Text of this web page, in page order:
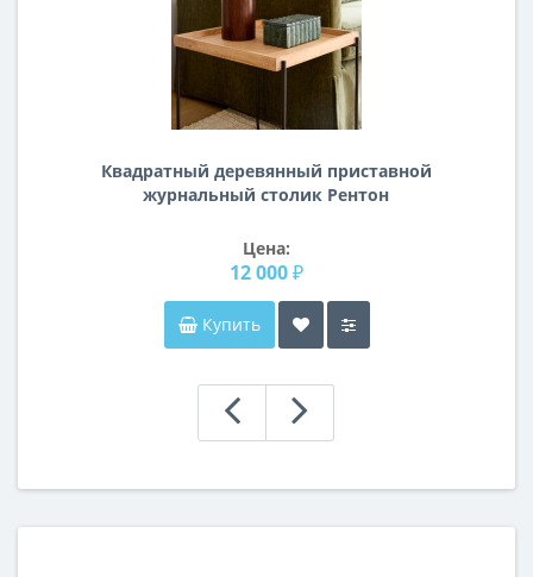
Квадратный деревянный приставной
журнальный столик Рентон
Цена:
12 000 ₽
Купить